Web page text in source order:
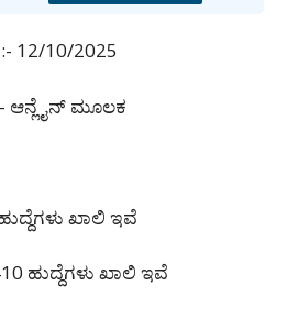
12/10/2025
ಆನ್ಲೈನ್ ಮೂಲಕ
ಖಾಲಿ ಇವೆ
ಹುದ್ದೆಗಳು ಖಾಲಿ ಇವೆ